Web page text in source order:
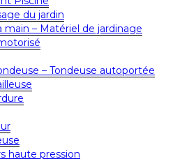
du jardin
main – Matériel de jardinage
– Tondeuse autoportée
haute pression